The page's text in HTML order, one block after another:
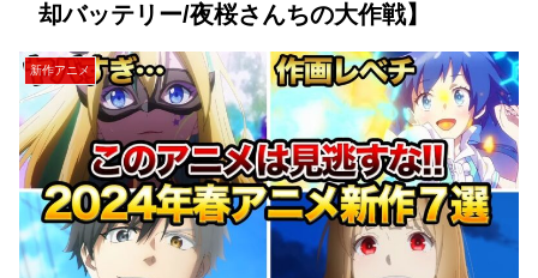
却バッテリー/夜桜さんちの大作戦】
新作アニメ